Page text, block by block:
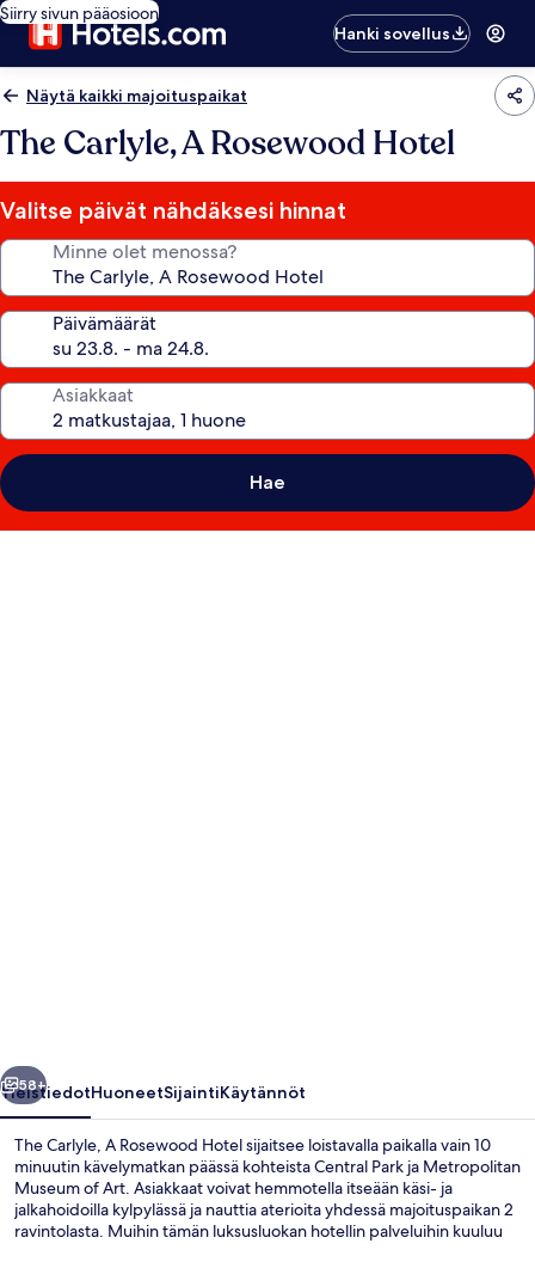
Siirry sivun pääosioon
Hanki sovellus
Näytä kaikki majoituspaikat
The Carlyle, A Rosewood Hotel
Valitse päivät nähdäksesi hinnat
Minne olet menossa?
Päivämäärät
Asiakkaat
Hae
Seuraava
58+
YleistiedotHuoneetSijaintiKäytännöt
The Carlyle, A Rosewood Hotel sijaitsee loistavalla paikalla vain 10
minuutin kävelymatkan päässä kohteista Central Park ja Metropolitan
Museum of Art. Asiakkaat voivat hemmotella itseään käsi- ja
jalkahoidoilla kylpylässä ja nauttia aterioita yhdessä majoituspaikan 2
ravintolasta. Muihin tämän luksusluokan hotellin palveluihin kuuluu